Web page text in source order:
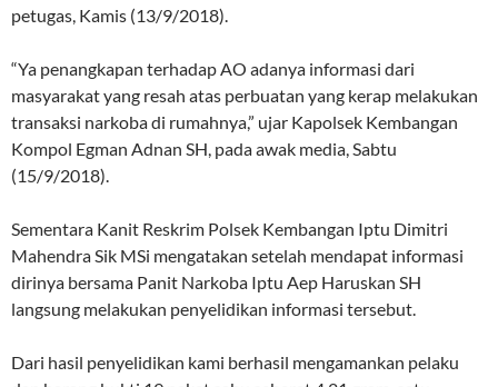
petugas, Kamis (13/9/2018).
“Ya penangkapan terhadap AO adanya informasi dari
masyarakat yang resah atas perbuatan yang kerap melakukan
transaksi narkoba di rumahnya,” ujar Kapolsek Kembangan
Kompol Egman Adnan SH, pada awak media, Sabtu
(15/9/2018).
Sementara Kanit Reskrim Polsek Kembangan Iptu Dimitri
Mahendra Sik MSi mengatakan setelah mendapat informasi
dirinya bersama Panit Narkoba Iptu Aep Haruskan SH
langsung melakukan penyelidikan informasi tersebut.
Dari hasil penyelidikan kami berhasil mengamankan pelaku